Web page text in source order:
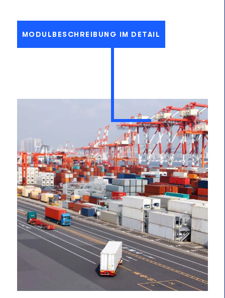
MODULBESCHREIBUNG IM DETAIL